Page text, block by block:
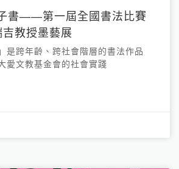
書——第一屆全國書法比賽
教授墨藝展
是跨年齡、跨社會階層的書法作品
愛文教基金會的社會實踐